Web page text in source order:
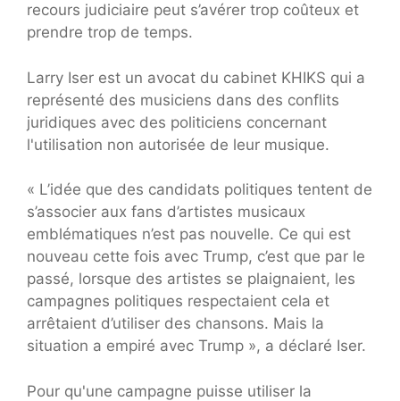
recours judiciaire peut s’avérer trop coûteux et
prendre trop de temps.
Larry Iser est un avocat du cabinet KHIKS qui a
représenté des musiciens dans des conflits
juridiques avec des politiciens concernant
l'utilisation non autorisée de leur musique.
« L’idée que des candidats politiques tentent de
s’associer aux fans d’artistes musicaux
emblématiques n’est pas nouvelle. Ce qui est
nouveau cette fois avec Trump, c’est que par le
passé, lorsque des artistes se plaignaient, les
campagnes politiques respectaient cela et
arrêtaient d’utiliser des chansons. Mais la
situation a empiré avec Trump », a déclaré Iser.
Pour qu'une campagne puisse utiliser la